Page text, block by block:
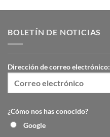
BOLETÍN DE NOTICIAS
Dirección de correo electrónico:
¿Cómo nos has conocido?
Google